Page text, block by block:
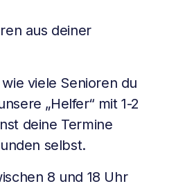
aus deiner
viele Senioren du
„Helfer“ mit 1-2
deine Termine
selbst.
8 und 18 Uhr